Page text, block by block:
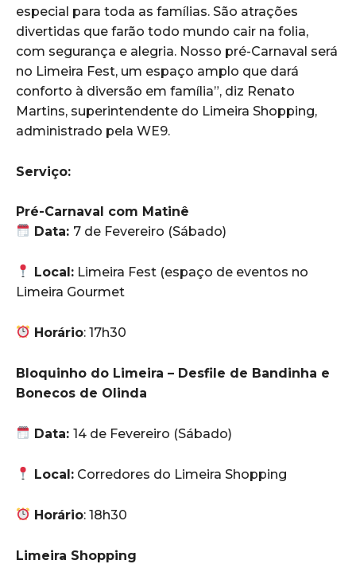
especial para toda as famílias. São atrações
divertidas que farão todo mundo cair na folia,
com segurança e alegria. Nosso pré-Carnaval será
no Limeira Fest, um espaço amplo que dará
conforto à diversão em família”, diz Renato
Martins, superintendente do Limeira Shopping,
administrado pela WE9.
Serviço:
Pré-Carnaval com Matinê
Data: 7 de Fevereiro (Sábado)
Local: Limeira Fest (espaço de eventos no
Limeira Gourmet
Horário: 17h30
Bloquinho do Limeira – Desfile de Bandinha e
Bonecos de Olinda
Data:14 de Fevereiro (Sábado)
Local: Corredores do Limeira Shopping
Horário: 18h30
Limeira Shopping